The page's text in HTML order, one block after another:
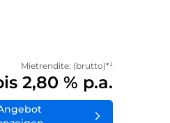
Mietrendite: (brutto)*¹
2,80 % p.a.